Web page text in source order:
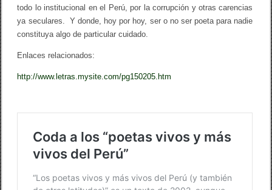
todo lo institucional en el Perú, por la corrupción y otras carencias
ya seculares. Y donde, hoy por hoy, ser o no ser poeta para nadie
constituya algo de particular cuidado.
Enlaces relacionados:
http://www.letras.mysite.com/pg150205.htm